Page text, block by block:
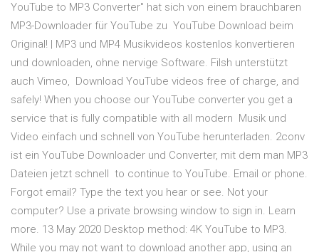
YouTube to MP3 Converter" hat sich von einem brauchbaren
MP3-Downloader für YouTube zu YouTube Download beim
Original! | MP3 und MP4 Musikvideos kostenlos konvertieren
und downloaden, ohne nervige Software. Filsh unterstützt
auch Vimeo, Download YouTube videos free of charge, and
safely! When you choose our YouTube converter you get a
service that is fully compatible with all modern Musik und
Video einfach und schnell von YouTube herunterladen. 2conv
ist ein YouTube Downloader und Converter, mit dem man MP3
Dateien jetzt schnell to continue to YouTube. Email or phone.
Forgot email? Type the text you hear or see. Not your
computer? Use a private browsing window to sign in. Learn
more. 13 May 2020 Desktop method: 4K YouTube to MP3.
While you may not want to download another app, using an